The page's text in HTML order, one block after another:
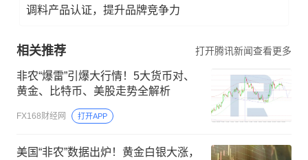
调料产品认证，提升品牌竞争力
相关推荐 打开腾讯新闻查看更多
非农“爆雷”引爆大行情！5大货币对、
黄金、比特币、美股走势全解析
FX168财经网 打开APP
美国“非农”数据出炉！黄金白银大涨，